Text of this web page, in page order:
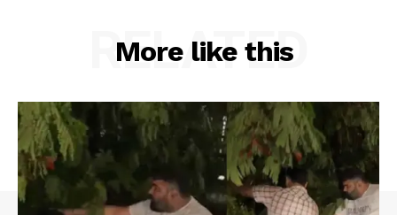
More like this
RELATED